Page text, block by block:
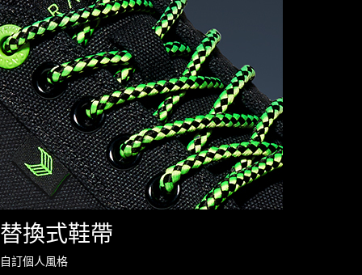
替換式鞋帶
自訂個人風格